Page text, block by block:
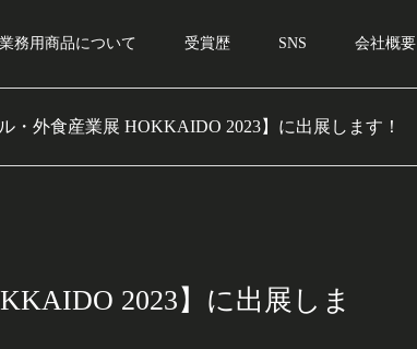
業務用商品について 受賞歴 SNS 会社概要
・外食産業展 HOKKAIDO 2023】に出展します！
2023】に出展しま